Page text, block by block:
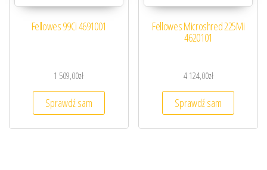
Fellowes 99Ci 4691001
1 509,00zł
Sprawdź sam
Fellowes Microshred 225Mi
4620101
4 124,00zł
Sprawdź sam